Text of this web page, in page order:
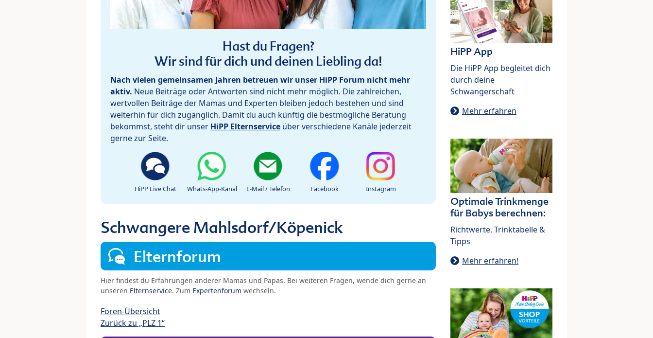
Hast du Fragen?
Wir sind für dich und deinen Liebling da!
Nach vielen gemeinsamen Jahren betreuen wir unser HiPP Forum nicht mehr
aktiv. Neue Beiträge oder Antworten sind nicht mehr möglich. Die zahlreichen,
wertvollen Beiträge der Mamas und Experten bleiben jedoch bestehen und sind
weiterhin für dich zugänglich. Damit du auch künftig die bestmögliche Beratung
bekommst, steht dir unser HiPP Elternservice über verschiedene Kanäle jederzeit
gerne zur Seite.
HiPP Live Chat Whats-App-Kanal E-Mail / Telefon Facebook Instagram
Schwangere Mahlsdorf/Köpenick
Elternforum
Hier findest du Erfahrungen anderer Mamas und Papas. Bei weiteren Fragen, wende dich gerne an
unseren Elternservice. Zum Expertenforum wechseln.
Foren-Übersicht
Zurück zu „PLZ 1“
HiPP App
Die HiPP App begleitet dich
durch deine
Schwangerschaft
Mehr erfahren
Optimale Trinkmenge
für Babys berechnen:
Richtwerte, Trinktabelle &
Tipps
Mehr erfahren!